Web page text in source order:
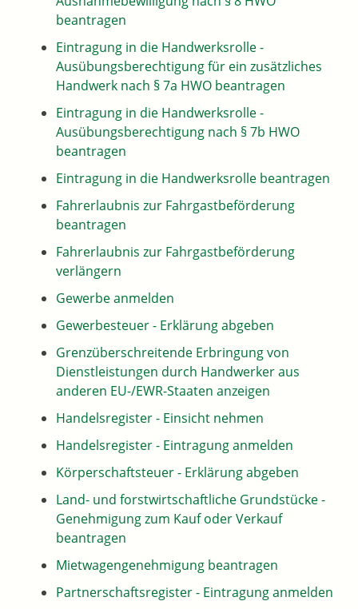
beantragen
Eintragung in die Handwerksrolle -
Ausübungsberechtigung für ein zusätzliches
Handwerk nach § 7a HWO beantragen
Eintragung in die Handwerksrolle -
Ausübungsberechtigung nach § 7b HWO
beantragen
Eintragung in die Handwerksrolle beantragen
Fahrerlaubnis zur Fahrgastbeförderung
beantragen
Fahrerlaubnis zur Fahrgastbeförderung
verlängern
Gewerbe anmelden
Gewerbesteuer - Erklärung abgeben
Grenzüberschreitende Erbringung von
Dienstleistungen durch Handwerker aus
anderen EU-/EWR-Staaten anzeigen
Handelsregister - Einsicht nehmen
Handelsregister - Eintragung anmelden
Körperschaftsteuer - Erklärung abgeben
Land- und forstwirtschaftliche Grundstücke -
Genehmigung zum Kauf oder Verkauf
beantragen
Mietwagengenehmigung beantragen
Partnerschaftsregister - Eintragung anmelden